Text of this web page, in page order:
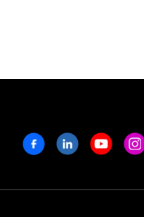
FacebookLinkedinYoutube